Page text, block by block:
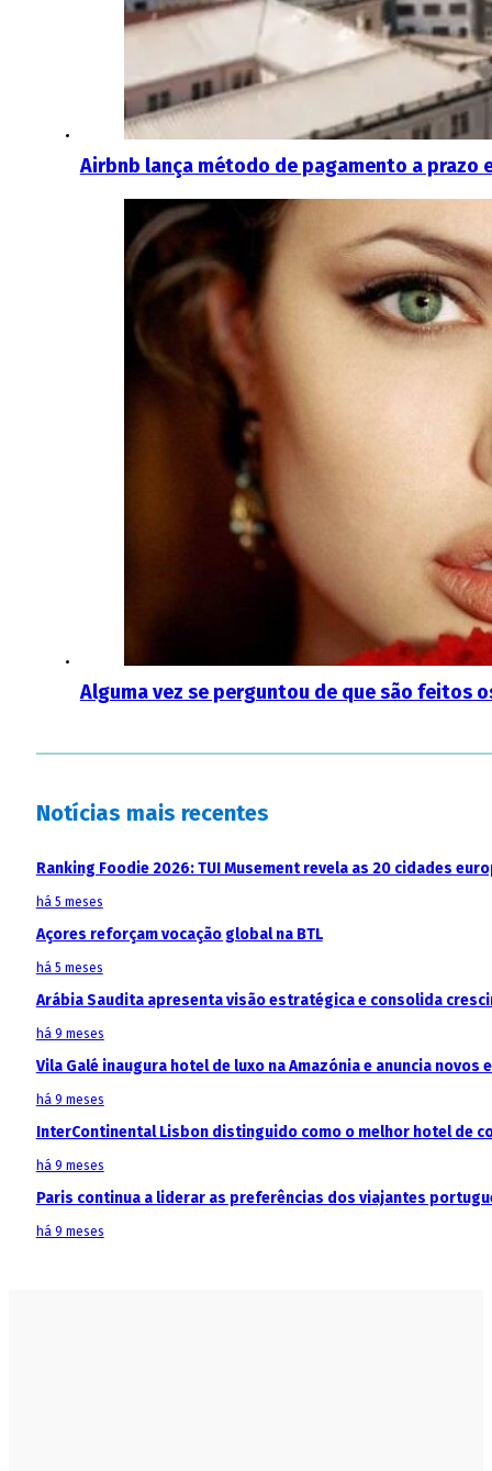
Airbnb lança método de pagamento a prazo
Alguma vez se perguntou de que são feitos
Notícias mais recentes
Ranking Foodie 2026: TUI Musement revela as 20 cidades
há 5 meses
Açores reforçam vocação global na BTL
há 5 meses
Arábia Saudita apresenta visão estratégica e consolida
há 9 meses
Vila Galé inaugura hotel de luxo na Amazónia e anuncia
há 9 meses
InterContinental Lisbon distinguido como o melhor hotel de
há 9 meses
Paris continua a liderar as preferências dos viajantes
há 9 meses